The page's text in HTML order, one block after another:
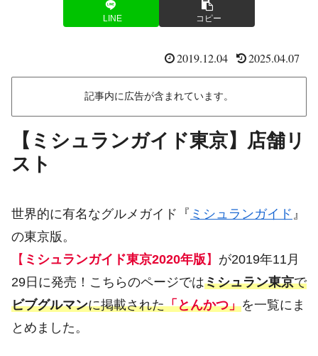
LINE コピー
2019.12.04 2025.04.07
記事内に広告が含まれています。
【ミシュランガイド東京】店舗リ
スト
世界的に有名なグルメガイド『 ミシュランガイド 』
の東京版。
【 ミシュランガイド東京2020年版 】 が2019年11月
29日に発売！こちらのページではミシュラン東京で
ビブグルマンに掲載された「とんかつ」を一覧にま
とめました。